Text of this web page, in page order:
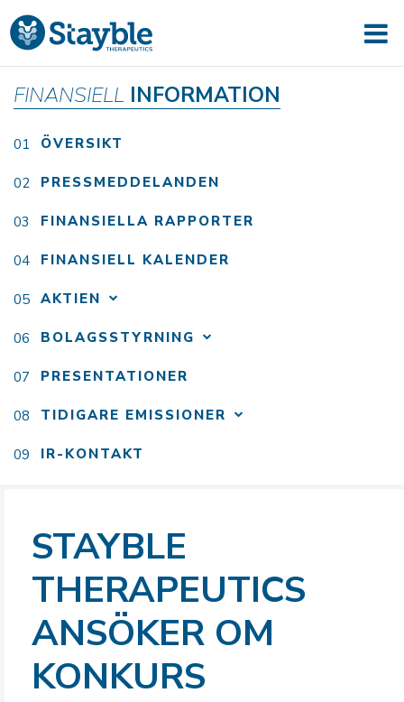
FINANSIELL INFORMATION
ÖVERSIKT
PRESSMEDDELANDEN
FINANSIELLA RAPPORTER
FINANSIELL KALENDER
AKTIEN
BOLAGSSTYRNING
PRESENTATIONER
TIDIGARE EMISSIONER
IR-KONTAKT
STAYBLE
THERAPEUTICS
ANSÖKER OM
KONKURS